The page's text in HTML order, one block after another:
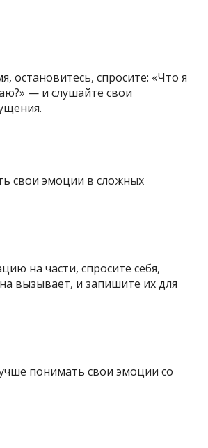
остановитесь, спросите: «Что я
— и слушайте свои
свои эмоции в сложных
на части, спросите себя,
вызывает, и запишите их для
понимать свои эмоции со